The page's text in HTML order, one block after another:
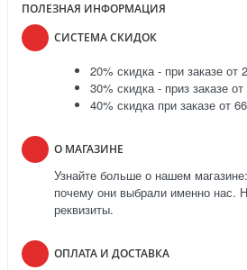
ПОЛЕЗНАЯ ИНФОРМАЦИЯ
СИСТЕМА СКИДОК
20% скидка - при заказе от
30% скидка - приз заказе
40% скидка при заказе от
О МАГАЗИНЕ
Узнайте больше о нашем
почему они выбрали именно нас.
реквизиты.
ОПЛАТА И ДОСТАВКА